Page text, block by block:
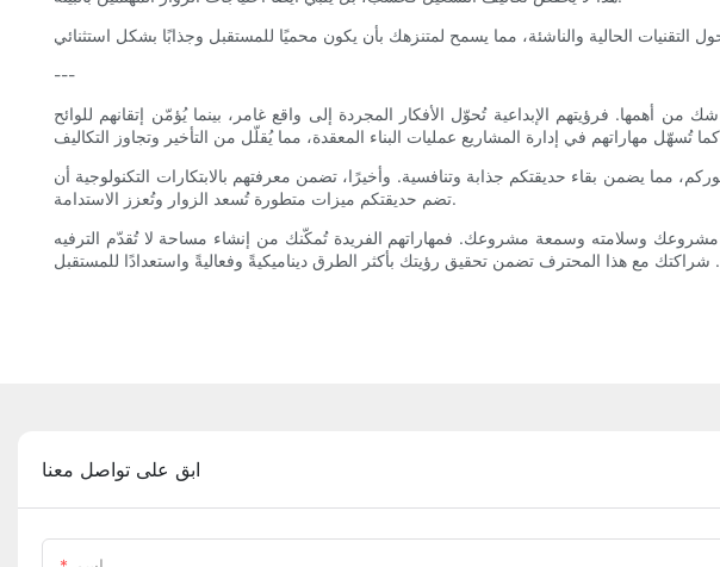
---
أهمها. فرؤيتهم الإبداعية تُحوّل الأفكار المجردة إلى واقع غامر، بينما يُؤمّن إتقانهم للوائح
مما يضمن بقاء حديقتكم جذابة وتنافسية. وأخيرًا، تضمن معرفتهم بالابتكارات التكنولوجية أن
تضم حديقتكم ميزات متطورة تُسعد الزوار وتُعزز الاستدامة.
وسلامته وسمعة مشروعك. فمهاراتهم الفريدة تُمكّنك من إنشاء مساحة لا تُقدّم الترفيه
ابق على تواصل معنا